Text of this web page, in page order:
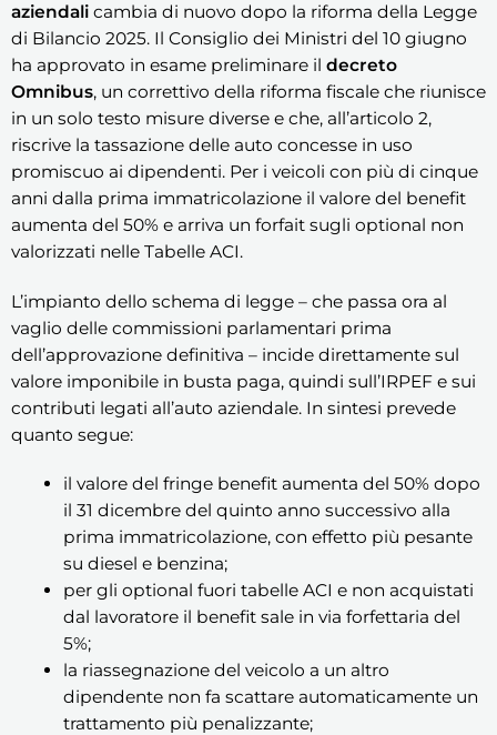
aziendali cambia di nuovo dopo la riforma della Legge
di Bilancio 2025. Il Consiglio dei Ministri del 10 giugno
ha approvato in esame preliminare il decreto
Omnibus, un correttivo della riforma fiscale che riunisce
in un solo testo misure diverse e che, all’articolo 2,
riscrive la tassazione delle auto concesse in uso
promiscuo ai dipendenti. Per i veicoli con più di cinque
anni dalla prima immatricolazione il valore del benefit
aumenta del 50% e arriva un forfait sugli optional non
valorizzati nelle Tabelle ACI.
L’impianto dello schema di legge – che passa ora al
vaglio delle commissioni parlamentari prima
dell’approvazione definitiva – incide direttamente sul
valore imponibile in busta paga, quindi sull’IRPEF e sui
contributi legati all’auto aziendale. In sintesi prevede
quanto segue:
il valore del fringe benefit aumenta del 50% dopo
il 31 dicembre del quinto anno successivo alla
prima immatricolazione, con effetto più pesante
su diesel e benzina;
per gli optional fuori tabelle ACI e non acquistati
dal lavoratore il benefit sale in via forfettaria del
5%;
la riassegnazione del veicolo a un altro
dipendente non fa scattare automaticamente un
trattamento più penalizzante;